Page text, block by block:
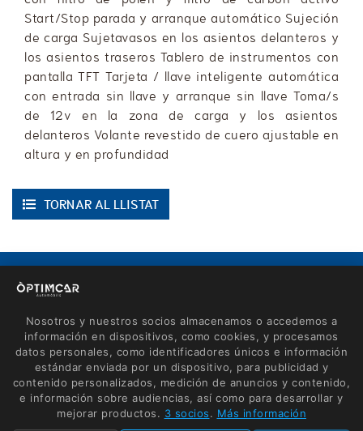
Start/Stop parada y arranque automático Sujeción
de carga Sujetavasos en los asientos delanteros y
los asientos traseros Tablero de instrumentos con
pantalla TFT Tarjeta / llave inteligente automática
con entrada sin llave y arranque sin llave Toma/s
de 12v en la zona de carga y los asientos
delanteros Volante revestido de cuero ajustable en
altura y en profundidad
TORNAR AL LLISTAT
Avinguda de Roses, 60
17600 Figueres (Girona)
670 660 165 - 635 461 783
info@optimcar.com
Nosotros y nuestros socios almacenamos o accedemos a
información en dispositivos, como cookies, y procesamos
datos personales, como identificadores únicos e información
estándar enviada por un dispositivo, para publicidad y
contenido personalizados, medición de anuncios y contenido,
e información sobre audiencias, así como para desarrollar y
mejorar productos. 3 socios. Más información